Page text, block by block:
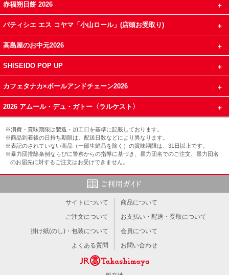
赤福朔日餅 2026
パティシエ エス コヤマ「小山ロール」(店頭お受取り)
高島屋のお中元2026
SHISEIDO POP UP
カフェタナカ×ボールアンドチェーン2026
2026 アムール・デュ・ガトー〈ラルケスト〉
※消費・賞味期限は製造・加工日を基準に記載しております。
※商品到着後の日持ち期限は、配送日数などにより異なります。
※表記のされていない商品（一部生鮮品を除く）の賞味期限は、31日以上です。
※暴力団排除条例ならびに警察からの指導に基づき、暴力団名でのご注文、暴力団名
のお届先に対するご注文はお受けできません。
サイトについて
商品について
ご注文について
お支払い・配送・受取について
掛け紙(のし)・包装について
会員について
よくある質問
お問い合わせ